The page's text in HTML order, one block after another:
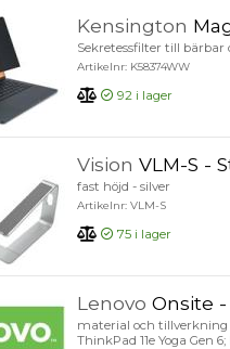
Kensington
Sekretessfilter till
Artikelnr: K58374WW
92 i lager
Vision VLM-S -
fast höjd - silver
Artikelnr: VLM-S
75 i lager
Lenovo Onsite
material och tillverkning
ThinkPad 11e Yoga Gen 6;